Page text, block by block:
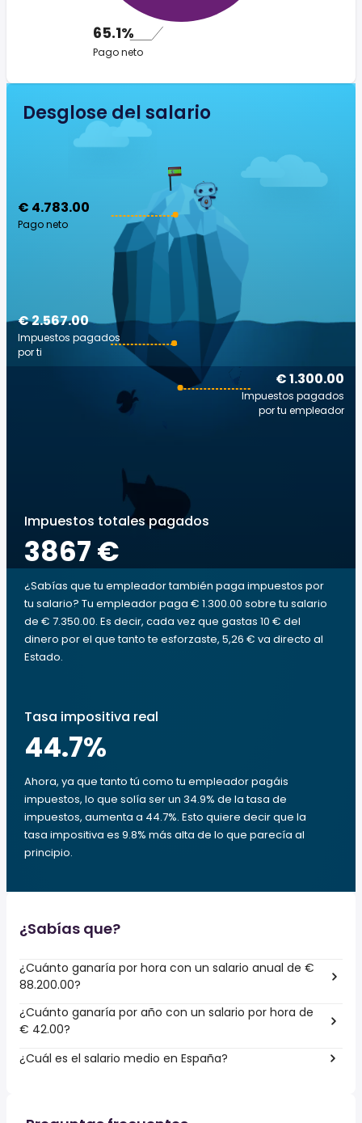
65.1%
Pago neto
Desglose del salario
€ 4.783.00
Pago neto
€ 1.300.00
Impuestos pagados
por tu empleador
€ 2.567.00
Impuestos pagados
por ti
Impuestos totales pagados
3867 €
¿Sabías que tu empleador también paga impuestos por
tu salario? Tu empleador paga € 1.300.00 sobre tu salario
de € 7.350.00. Es decir, cada vez que gastas 10 € del
dinero por el que tanto te esforzaste, 5,26 € va directo al
Estado.
Tasa impositiva real
44.7%
Ahora, ya que tanto tú como tu empleador pagáis
impuestos, lo que solía ser un 34.9% de la tasa de
impuestos, aumenta a 44.7%. Esto quiere decir que la
tasa impositiva es 9.8% más alta de lo que parecía al
principio.
¿Sabías que?
¿Cuánto ganaría por hora con un salario anual de €
88.200.00?
¿Cuánto ganaría por año con un salario por hora de
€ 42.00?
¿Cuál es el salario medio en España?